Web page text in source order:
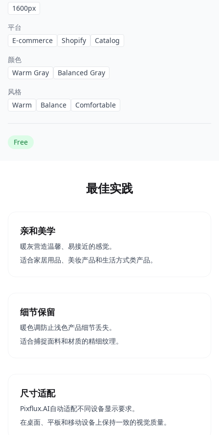
1600px
平台
E-commerce
Shopify Catalog
颜色
Warm Gray
Balanced Gray
风格
Warm
Balance Comfortable
Free
最佳实践
亲和美学
暖灰营造温馨、易接近的感觉。
适合家居用品、美妆产品和生活方式类产品。
细节保留
暖色调防止浅色产品细节丢失。
适合捕捉面料和材质的精细纹理。
尺寸适配
Pixflux.AI自动适配不同设备显示要求。
在桌面、平板和移动设备上保持一致的视觉质量。